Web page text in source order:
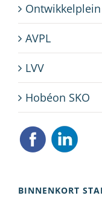
Ontwikkelplein
AVPL
LVV
Hobéon SKO
BINNENKORT